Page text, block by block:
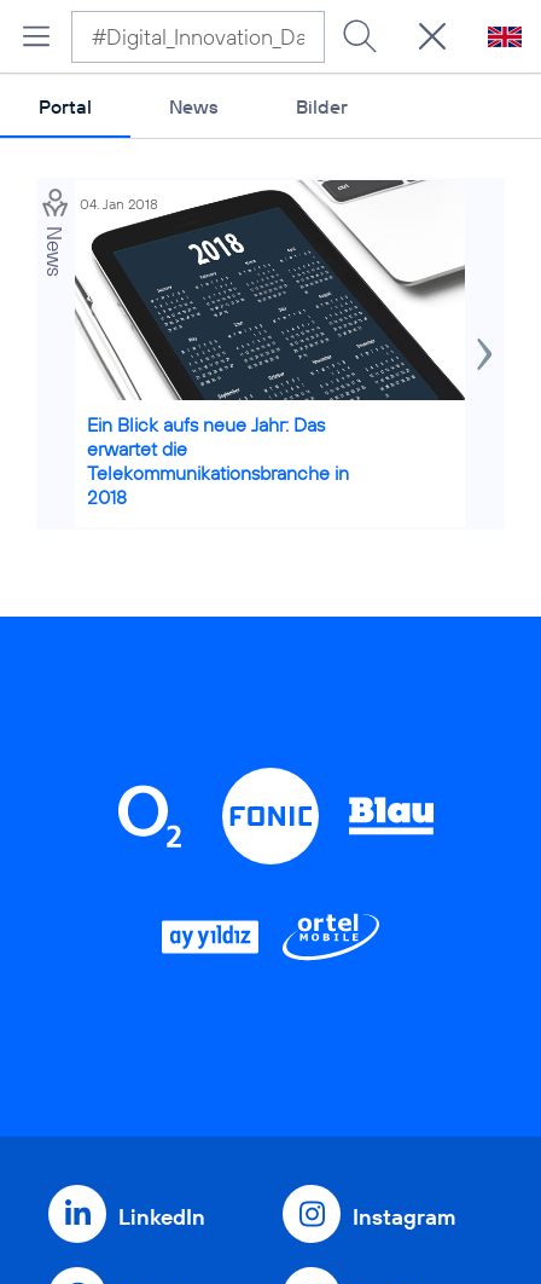
Portal News Bilder
News
bearbeitet
04. Jan 2018
Ein Blick aufs neue Jahr: Das
erwartet die
Telekommunikationsbranche in
2018
LinkedIn Instagram